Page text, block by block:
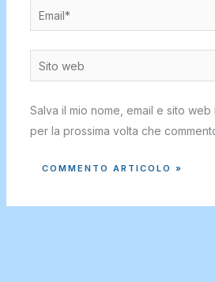
Email*
Sito
web
Salva il mio nome, email e sito
per la prossima volta che